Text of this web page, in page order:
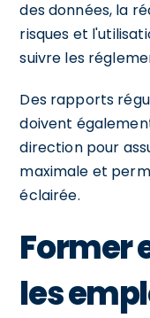
des données, la
risques et
suivre les
Des rapports
doivent
direction pour
maximale et
éclairée.
Former
les